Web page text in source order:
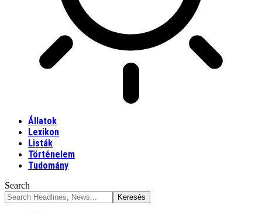
Állatok
Lexikon
Listák
Történelem
Tudomány
Search